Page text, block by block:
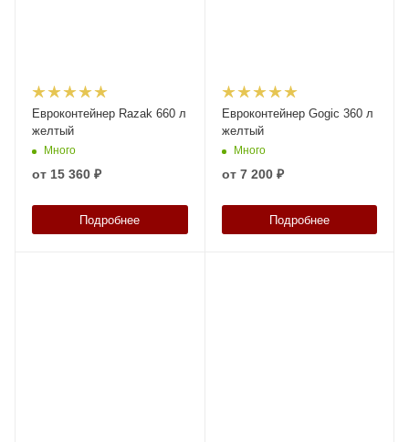
Евроконтейнер Razak 660 л
желтый
Много
от 15 360 ₽
Подробнее
Евроконтейнер Gogic 360 л
желтый
Много
от 7 200 ₽
Подробнее